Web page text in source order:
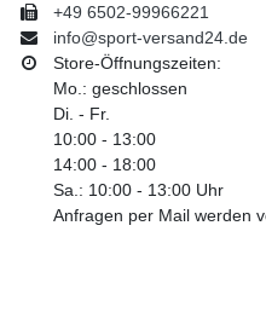
+49 6502-99966221
info@sport-versand24.de
Store-Öffnungszeiten:
Mo.: geschlossen
Di. - Fr.
10:00 - 13:00
14:00 - 18:00
Sa.: 10:00 - 13:00 Uhr
Anfragen per Mail werden